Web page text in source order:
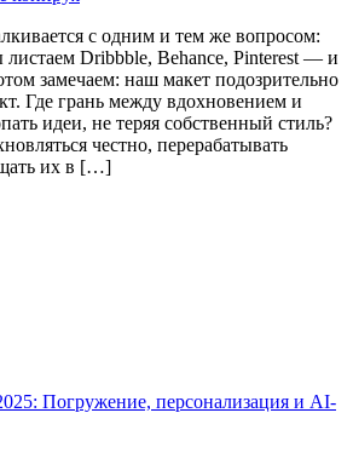
с одним и тем же вопросом:
листаем Dribbble, Behance, Pinterest — и
замечаем: наш макет подозрительно
Где грань между вдохновением и
идеи, не теряя собственный стиль?
честно, перерабатывать
их в […]
Погружение, персонализация и AI-